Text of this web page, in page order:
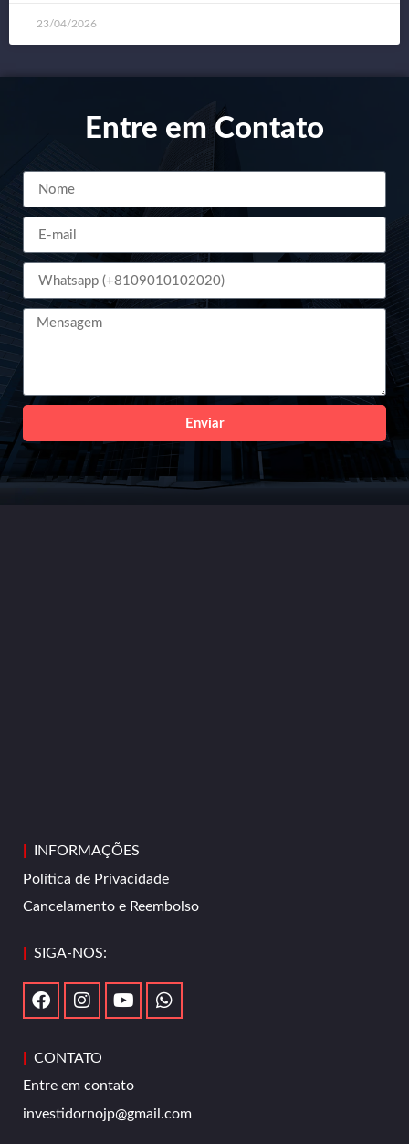
23/04/2026
Entre em Contato
Enviar
INFORMAÇÕES
Política de Privacidade
Cancelamento e Reembolso
SIGA-NOS:
CONTATO
Entre em contato
investidornojp@gmail.com